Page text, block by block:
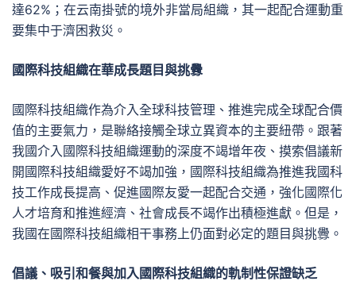
達62%；在云南掛號的境外非當局組織，其一起配合運動重
要集中于濟困救災。
國際科技組織在華成長題目與挑釁
國際科技組織作為介入全球科技管理、推進完成全球配合價
值的主要氣力，是聯絡接觸全球立異資本的主要紐帶。跟著
我國介入國際科技組織運動的深度不竭增年夜、摸索倡議新
開國際科技組織愛好不竭加強，國際科技組織為推進我國科
技工作成長提高、促進國際友愛一起配合交通，強化國際化
人才培育和推進經濟、社會成長不竭作出積極進獻。但是，
我國在國際科技組織相干事務上仍面對必定的題目與挑釁。
倡議、吸引和餐與加入國際科技組織的軌制性保證缺乏